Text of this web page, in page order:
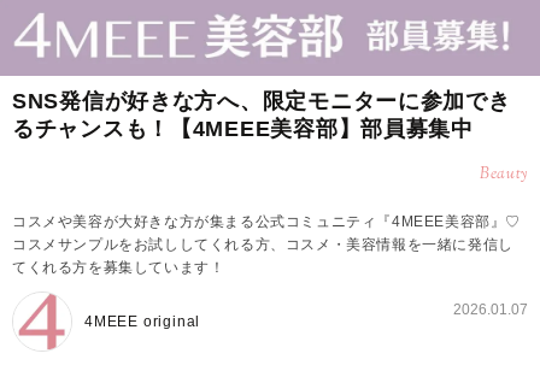
SNS発信が好きな方へ、限定モニターに参加でき
るチャンスも！【4MEEE美容部】部員募集中
Beauty
コスメや美容が大好きな方が集まる公式コミュニティ『4MEEE美容部』♡
コスメサンプルをお試ししてくれる方、コスメ・美容情報を一緒に発信し
てくれる方を募集しています！
4MEEE original
2026.01.07